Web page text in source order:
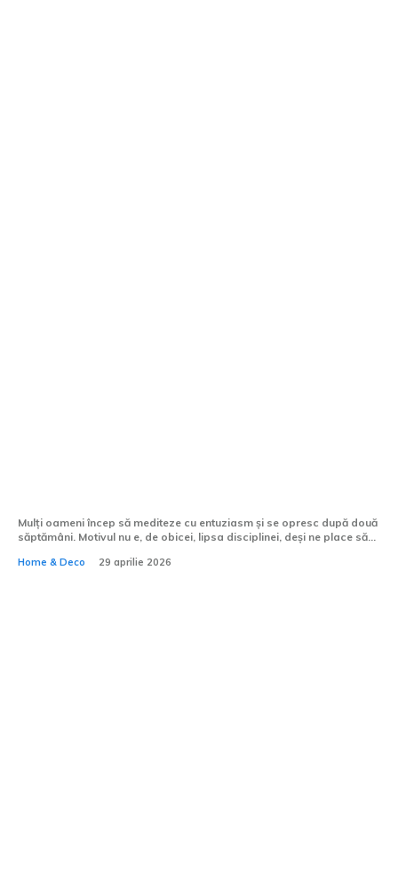
Mulți oameni încep să mediteze cu entuziasm și se opresc după două
săptămâni. Motivul nu e, de obicei, lipsa disciplinei, deși ne place să...
Home & Deco 29 aprilie 2026